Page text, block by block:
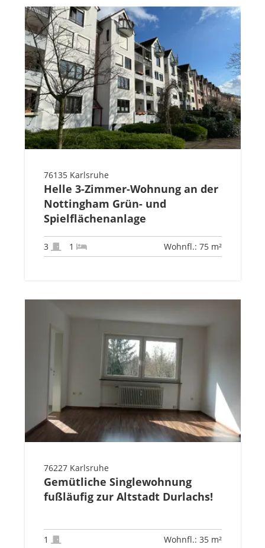
76135 Karlsruhe
Helle 3-Zimmer-Wohnung an der
Nottingham Grün- und
Spielflächenanlage
3 1 Wohnfl.: 75 m²
76227 Karlsruhe
Gemütliche Singlewohnung
fußläufig zur Altstadt Durlachs!
1 Wohnfl.: 35 m²